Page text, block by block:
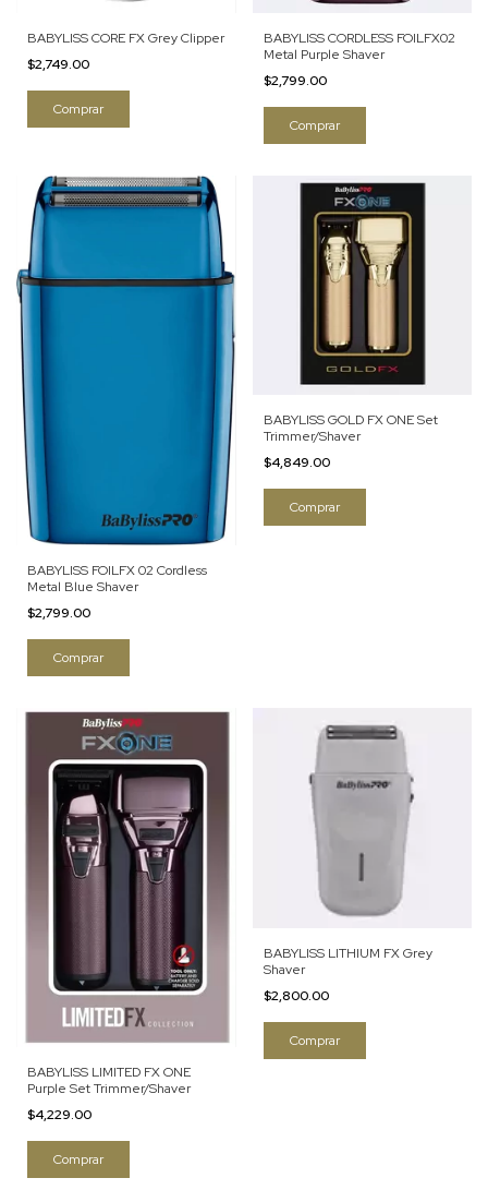
BABYLISS CORE FX Grey Clipper
$2,749.00
BABYLISS CORDLESS FOILFX02
Metal Purple Shaver
$2,799.00
BABYLISS FOILFX 02 Cordless
Metal Blue Shaver
$2,799.00
BABYLISS GOLD FX ONE Set
Trimmer/Shaver
$4,849.00
BABYLISS LIMITED FX ONE
Purple Set Trimmer/Shaver
$4,229.00
BABYLISS LITHIUM FX Grey
Shaver
$2,800.00